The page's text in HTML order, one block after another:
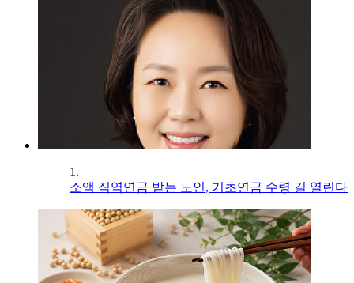
1.
소액 직역연금 받는 노인, 기초연금 수령 길 열린다